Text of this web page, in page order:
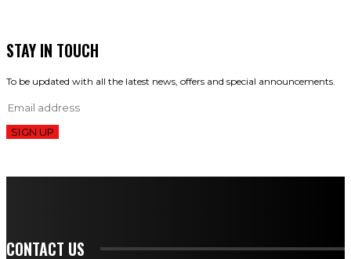
STAY IN TOUCH
To be updated with all the latest news, offers and special announcements.
SIGN UP
CONTACT US